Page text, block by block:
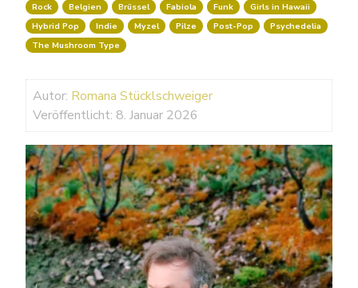
Rock
Belgien Brüssel Fabiola Funk
Girls in Hawaii
Hybrid Pop
Indie Myzel Pilze Post-Pop
Psychedelia
The Mushroom Type
Autor: Romana Stücklschweiger
Veröffentlicht: 8. Januar 2026